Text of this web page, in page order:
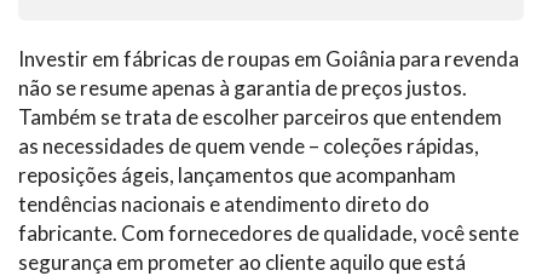
Investir em fábricas de roupas em Goiânia para revenda
não se resume apenas à garantia de preços justos.
Também se trata de escolher parceiros que entendem
as necessidades de quem vende – coleções rápidas,
reposições ágeis, lançamentos que acompanham
tendências nacionais e atendimento direto do
fabricante. Com fornecedores de qualidade, você sente
segurança em prometer ao cliente aquilo que está